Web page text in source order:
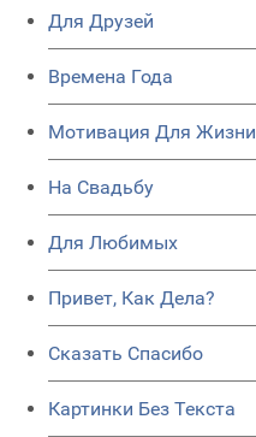
Для Друзей
Времена Года
Мотивация Для Жизни
На Свадьбу
Для Любимых
Привет, Как Дела?
Сказать Спасибо
Картинки Без Текста